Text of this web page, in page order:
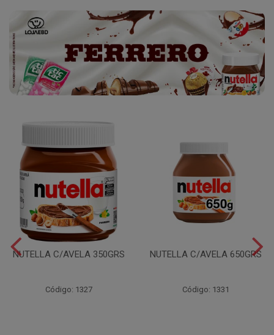
NUTELLA C/AVELA 350GRS
Código: 1327
NUTELLA C/AVELA 650GRS
Código: 1331